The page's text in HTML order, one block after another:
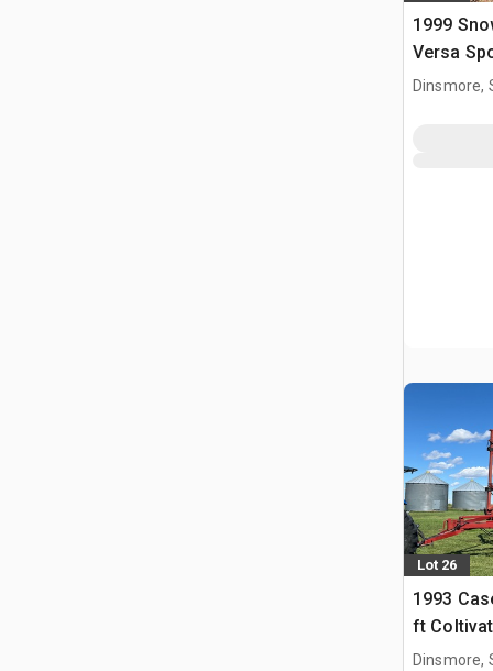
1999
Versa
Dinsmore,
Lot 26
1993
ft
Dinsmore,